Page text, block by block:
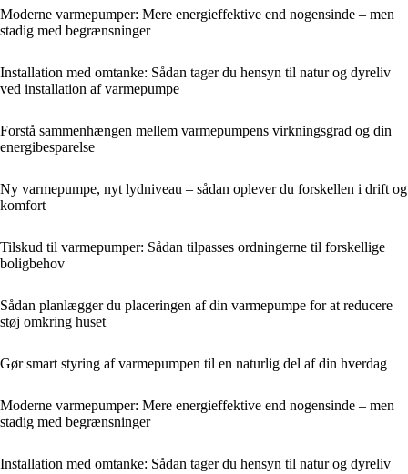
Moderne varmepumper: Mere energieffektive end nogensinde – men
stadig med begrænsninger
Installation med omtanke: Sådan tager du hensyn til natur og dyreliv
ved installation af varmepumpe
Forstå sammenhængen mellem varmepumpens virkningsgrad og din
energibesparelse
Ny varmepumpe, nyt lydniveau – sådan oplever du forskellen i drift og
komfort
Tilskud til varmepumper: Sådan tilpasses ordningerne til forskellige
boligbehov
Sådan planlægger du placeringen af din varmepumpe for at reducere
støj omkring huset
Gør smart styring af varmepumpen til en naturlig del af din hverdag
Moderne varmepumper: Mere energieffektive end nogensinde – men
stadig med begrænsninger
Installation med omtanke: Sådan tager du hensyn til natur og dyreliv